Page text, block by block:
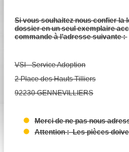
Si vous souhaitez nous confier la
dossier en un seul exemplaire
commande à l’adresse suivante :
VSI - Service Adoption
2 Place des Hauts Tilliers
92230 GENNEVILLIERS
Merci de ne pas nous
Attention : Les pièces